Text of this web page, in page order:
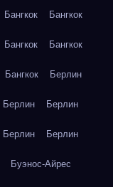
Бангкок Бангкок
Бангкок Бангкок
Бангкок Берлин
Берлин Берлин
Берлин Берлин
Буэнос-Айрес